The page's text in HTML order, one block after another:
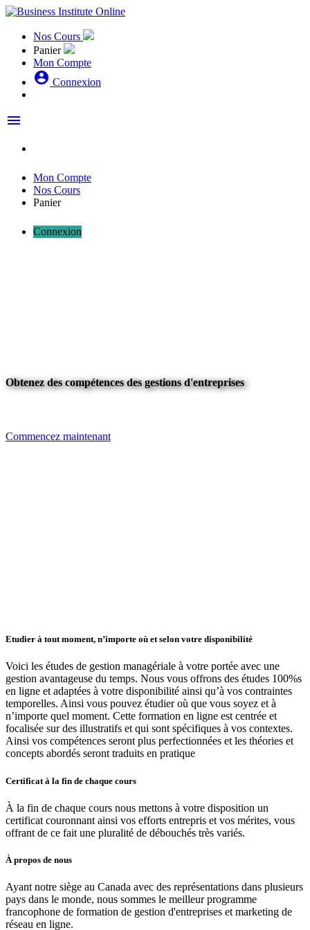
Nos Cours
Panier
Mon Compte
account_circle Connexion
menu
Mon Compte
Nos Cours
Panier
Connexion
Obtenez des compétences des gestions d'entreprises
Commencez maintenant
Etudier à tout moment, n’importe où et selon votre disponibilité
Voici les études de gestion managériale à votre portée avec une
gestion avantageuse du temps. Nous vous offrons des études 100%s
en ligne et adaptées à votre disponibilité ainsi qu’à vos contraintes
temporelles. Ainsi vous pouvez étudier où que vous soyez et à
n’importe quel moment. Cette formation en ligne est centrée et
focalisée sur des illustratifs et qui sont spécifiques à vos contextes.
Ainsi vos compétences seront plus perfectionnées et les théories et
concepts abordés seront traduits en pratique
Certificat à la fin de chaque cours
À la fin de chaque cours nous mettons à votre disposition un
certificat couronnant ainsi vos efforts entrepris et vos mérites, vous
offrant de ce fait une pluralité de débouchés très variés.
À propos de nous
Ayant notre siège au Canada avec des représentations dans plusieurs
pays dans le monde, nous sommes le meilleur programme
francophone de formation de gestion d'entreprises et marketing de
réseau en ligne.